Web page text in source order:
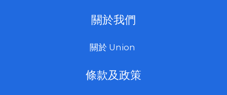
關於我們
關於 Union
條款及政策